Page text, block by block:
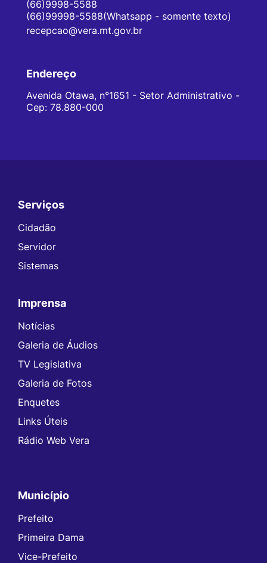
(66)9998-5588
(66)99998-5588(Whatsapp - somente texto)
recepcao@vera.mt.gov.br
Endereço
Avenida Otawa, n°1651 - Setor Administrativo -
Cep: 78.880-000
Seção do Rodapé e Contato
Serviços
Cidadão
Servidor
Sistemas
Imprensa
Notícias
Galeria de Áudios
TV Legislativa
Galeria de Fotos
Enquetes
Links Úteis
Rádio Web Vera
Município
Prefeito
Primeira Dama
Vice-Prefeito